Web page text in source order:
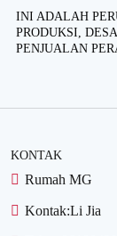
INI ADALAH
PRODUKSI,
PENJUALAN
KONTAK
Rumah MG
Kontak:Li Jia